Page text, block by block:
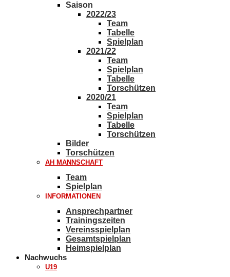
Saison
2022/23
Team
Tabelle
Spielplan
2021/22
Team
Spielplan
Tabelle
Torschützen
2020/21
Team
Spielplan
Tabelle
Torschützen
Bilder
Torschützen
AH MANNSCHAFT
Team
Spielplan
INFORMATIONEN
Ansprechpartner
Trainingszeiten
Vereinsspielplan
Gesamtspielplan
Heimspielplan
Nachwuchs
U19